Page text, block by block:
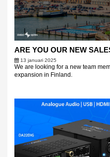
ARE YOU OUR NEW
13 januari 2025
We are looking for a new team
expansion in Finland.